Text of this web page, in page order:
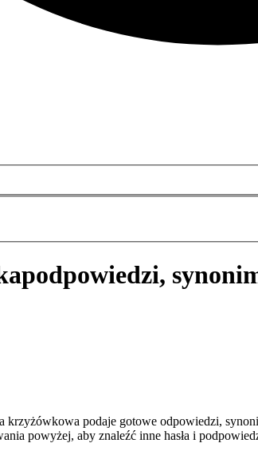
podpowiedzi,
krzyżówkowa podaje gotowe odpowiedzi,
powyżej, aby znaleźć inne hasła i